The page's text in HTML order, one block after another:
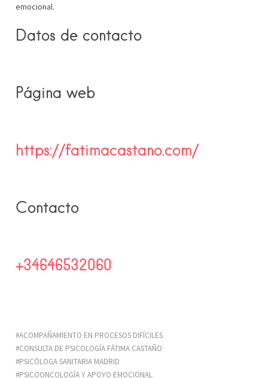
emocional.
Datos de contacto
Página web
https://fatimacastano.com/
Contacto
+34646532060
ACOMPAÑAMIENTO EN PROCESOS DIFÍCILES
CONSULTA DE PSICOLOGÍA FÁTIMA CASTAÑO
PSICÓLOGA SANITARIA MADRID
PSICOONCOLOGÍA Y APOYO EMOCIONAL